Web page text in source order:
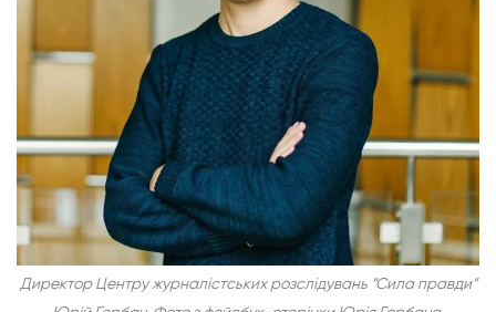
Директор Центру журналістських розслідувань “Сила правди”